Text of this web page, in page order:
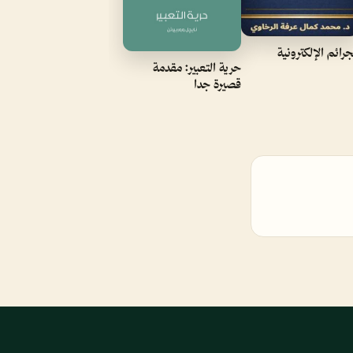
الإلكترونية
حرية التعبير: مقدمة
قصيرة جدا